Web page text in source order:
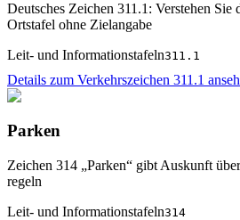
Deutsches Zeichen 311.1: Verstehen Sie
Ortstafel ohne Zielangabe
Leit- und Informationstafeln311.1
Details zum Verkehrszeichen 311.1
Parken
Zeichen 314 „Parken“ gibt Auskunft
regeln
Leit- und Informationstafeln314